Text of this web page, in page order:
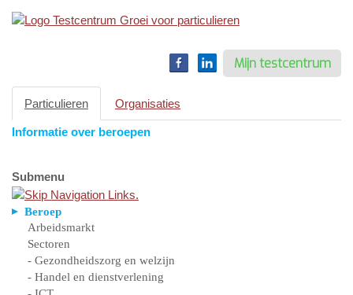
Mijn testcentrum
Particulieren Organisaties
Informatie over beroepen
Submenu
Beroep
Arbeidsmarkt
Sectoren
- Gezondheidszorg en welzijn
- Handel en dienstverlening